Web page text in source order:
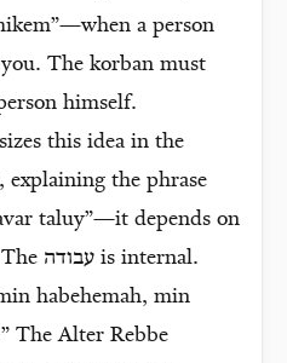
a person
The korban must
himself.
this idea in the
explaining the phrase
taluy”—it depends on
you and is within you. The עבודה is internal.
habehemah, min
The Alter Rebbe